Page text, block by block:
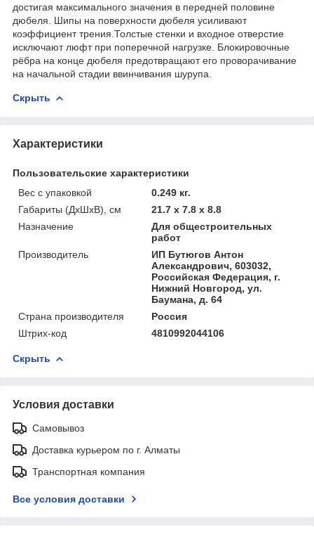
достигая максимального значения в передней половине
дюбеля. Шипы на поверхности дюбеля усиливают
коэффициент трения.Толстые стенки и входное отверстие
исключают люфт при поперечной нагрузке. Блокировочные
рёбра на конце дюбеля предотвращают его проворачивание
на начальной стадии ввинчивания шурупа.
Скрыть
Характеристики
Пользовательские характеристики
Вес с упаковкой
0.249 кг.
Габариты (ДхШхВ), см
21.7 x 7.8 x 8.8
Назначение
Для общестроительных
работ
Производитель
ИП Бутюгов Антон
Александрович, 603032,
Российская Федерация, г.
Нижний Новгород, ул.
Баумана, д. 64
Страна производителя
Россия
Штрих-код
4810992044106
Скрыть
Условия доставки
Самовывоз
Доставка курьером по г. Алматы
Транспортная компания
Все условия доставки